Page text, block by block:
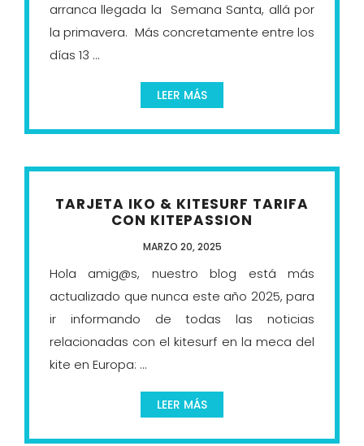
arranca llegada la Semana Santa, allá por
la primavera. Más concretamente entre los
días 13 ...
LEER MÁS
TARJETA IKO & KITESURF TARIFA
CON KITEPASSION
MARZO 20, 2025
Hola amig@s, nuestro blog está más
actualizado que nunca este año 2025, para
ir informando de todas las noticias
relacionadas con el kitesurf en la meca del
kite en Europa: ...
LEER MÁS